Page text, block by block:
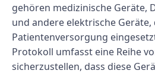
gehören medizinische Geräte,
und andere elektrische Geräte,
Patientenversorgung
Protokoll umfasst eine Reihe
sicherzustellen, dass diese